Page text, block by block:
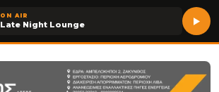
ON AIR
Late Night Lounge